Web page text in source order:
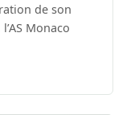
de son
Monaco